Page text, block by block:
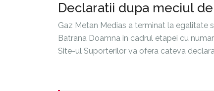
Declaratii dupa meciul
Gaz Metan Medias a terminat la egalitate
Batrana Doamna in cadrul etapei cu
Site-ul Suporterilor va ofera cateva